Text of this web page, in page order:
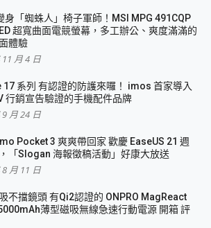
身「蜘蛛人」椅子軍師！MSI MPG 491CQP
超寬曲面電競螢幕，多工辦公、爽度滿滿的
體驗
月 4 日
17 系列 有認證的防護來囉！ imos 首家導入
行銷宣告驗證的手機配件品牌
月 24 日
Pocket 3 爽爽帶回家 歡慶 EaseUS 21 週
「Slogan 海報徵稿活動」好康大放送
月 11 日
不擋鏡頭 有Qi2認證的 ONPRO MagReact
薄型磁吸無線急速行動電源 開箱 評